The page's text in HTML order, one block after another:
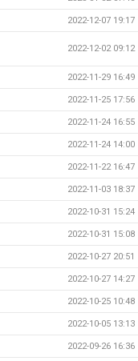
2022-12-07 19:17
2022-12-02 09:12
2022-11-29 16:49
2022-11-25 17:56
2022-11-24 16:55
2022-11-24 14:00
2022-11-22 16:47
2022-11-03 18:37
2022-10-31 15:24
2022-10-31 15:08
2022-10-27 20:51
2022-10-27 14:27
2022-10-25 10:48
2022-10-05 13:13
2022-09-26 16:36